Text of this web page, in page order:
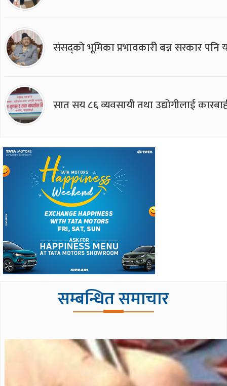
संसद्को भूमिका प्रभावकारी बन्न सरकार पनि
सात सय ८६ व्यवसायी तथा उद्योगीलाई
सम्बन्धित समाचार